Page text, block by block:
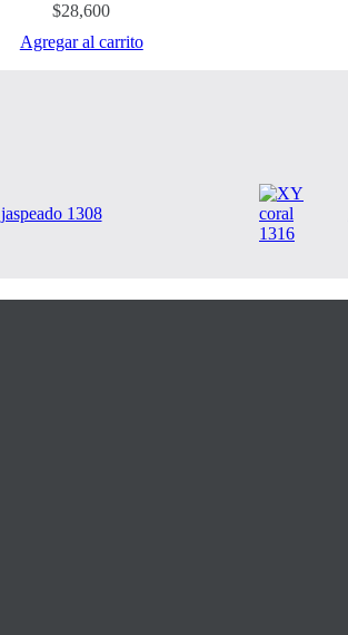
$28,600
Agregar al carrito
1308